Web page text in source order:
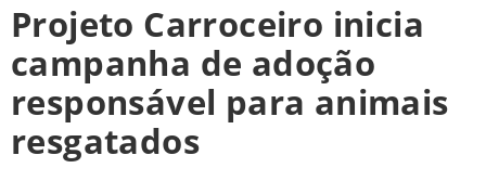
Projeto Carroceiro inicia
campanha de adoção
responsável para animais
resgatados